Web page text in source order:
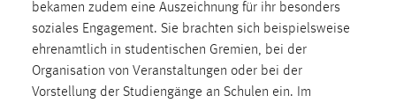
bekamen zudem eine Auszeichnung für ihr besonders
soziales Engagement. Sie brachten sich beispielsweise
ehrenamtlich in studentischen Gremien, bei der
Organisation von Veranstaltungen oder bei der
Vorstellung der Studiengänge an Schulen ein. Im
Zweck:
Zugriffsstatistik
Cookie Laufzeit:
Max. 13 Monate